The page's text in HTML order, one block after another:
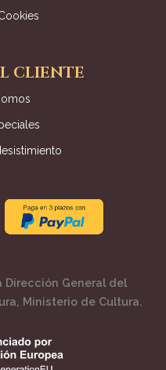
CLIENTE
Dirección General del
Ministerio de Cultura.